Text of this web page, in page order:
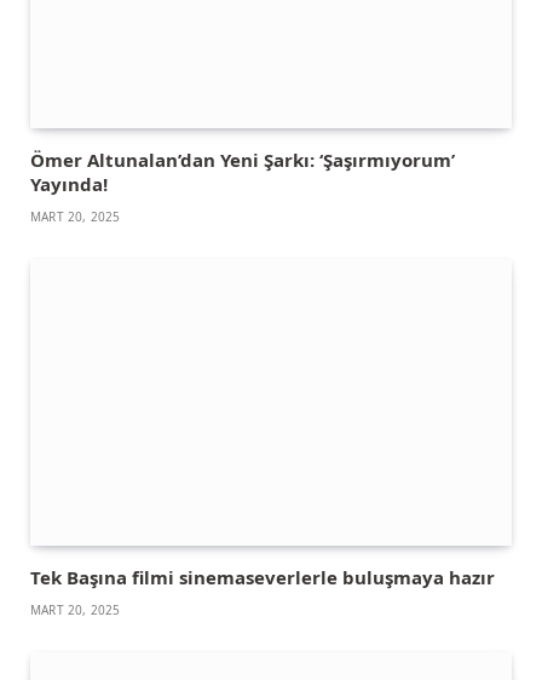
Ömer Altunalan’dan Yeni Şarkı: ‘Şaşırmıyorum’
Yayında!
MART 20, 2025
Tek Başına filmi sinemaseverlerle buluşmaya hazır
MART 20, 2025